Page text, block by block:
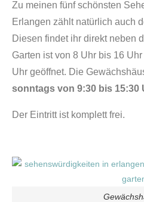
Zu meinen fünf schönsten
Erlangen zählt natürlich auch
Diesen findet ihr direkt neben
Garten ist von 8 Uhr bis 16
Uhr geöffnet. Die
sonntags von 9:30 bis 15:30
Der Eintritt ist komplett frei.